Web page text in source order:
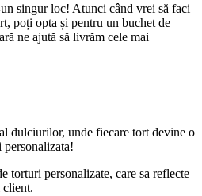
singur loc! Atunci când vrei să faci
poți opta și pentru un buchet de
ne ajută să livrăm cele mai
dulciurilor, unde fiecare tort devine o
personalizata!
torturi personalizate, care sa reflecte
client.